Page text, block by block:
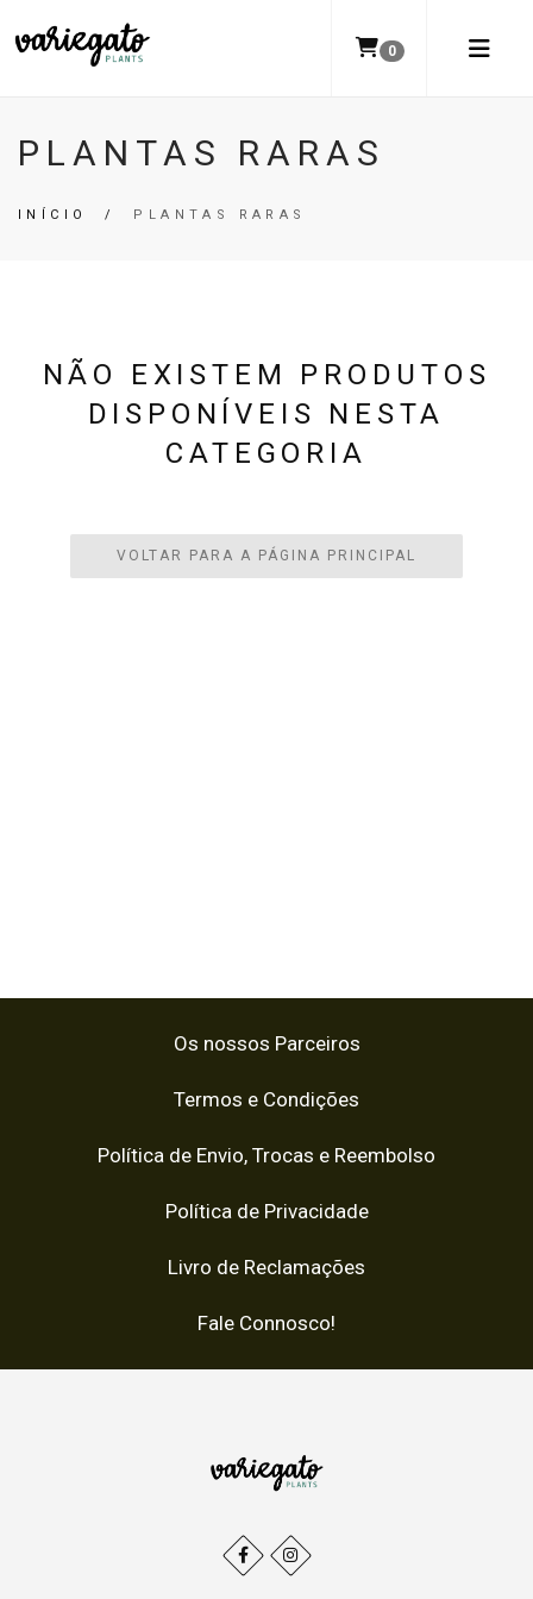
0
PLANTAS RARAS
INÍCIO / PLANTAS RARAS
NÃO EXISTEM PRODUTOS
DISPONÍVEIS NESTA
CATEGORIA
VOLTAR PARA A PÁGINA PRINCIPAL
Os nossos Parceiros
Termos e Condições
Política de Envio, Trocas e Reembolso
Política de Privacidade
Livro de Reclamações
Fale Connosco!